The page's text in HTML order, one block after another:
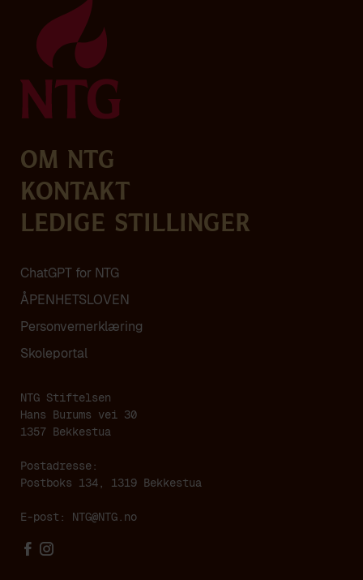
Om NTG
Kontakt
Ledige stillinger
ChatGPT for NTG
ÅPENHETSLOVEN
Personvern­erklæring
Skoleportal
NTG Stiftelsen
Hans Burums vei 30
1357 Bekkestua
Postadresse:
Postboks 134, 1319 Bekkestua
E-post: NTG@NTG.no